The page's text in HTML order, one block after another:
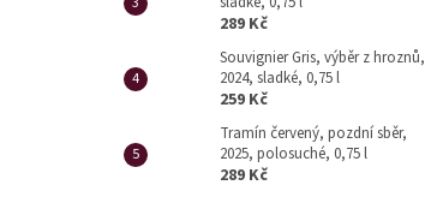
289 Kč
Souvignier Gris, výběr z hroznů,
2024, sladké, 0,75 l
259 Kč
Tramín červený, pozdní sběr,
2025, polosuché, 0,75 l
289 Kč